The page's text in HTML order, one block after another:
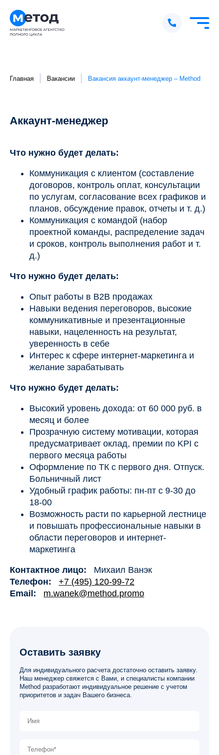
Главная Вакансии Вакансия аккаунт-менеджер – Method
Аккаунт-менеджер
Что нужно будет делать:
Коммуникация с клиентом (составление
договоров, контроль оплат, консультации
по услугам, согласование всех графиков и
планов, обсуждение правок, отчеты и т. д.)
Коммуникация с командой (набор
проектной команды, распределение задач
и сроков, контроль выполнения работ и т.
д.)
Что нужно будет делать:
Опыт работы в В2В продажах
Навыки ведения переговоров, высокие
коммуникативные и презентационные
навыки, нацеленность на результат,
уверенность в себе
Интерес к сфере интернет-маркетинга и
желание зарабатывать
Что нужно будет делать:
Высокий уровень дохода: от 60 000 руб. в
месяц и более
Прозрачную систему мотивации, которая
предусматривает оклад, премии по KPI с
первого месяца работы
Оформление по ТК с первого дня. Отпуск.
Больничный лист
Удобный график работы: пн-пт с 9-30 до
18-00
Возможность расти по карьерной лестнице
и повышать профессиональные навыки в
области переговоров и интернет-
маркетинга
Контактное лицо:
Михаил Ванэк
Телефон:
+7 (495) 120-99-72
Email:
m.wanek@method.promo
Оставить заявку
Для индивидуального расчета достаточно оставить заявку.
Наш менеджер свяжется с Вами, и специалисты компании
Method разработают индивидуальное решение с учетом
приоритетов и задач Вашего бизнеса.